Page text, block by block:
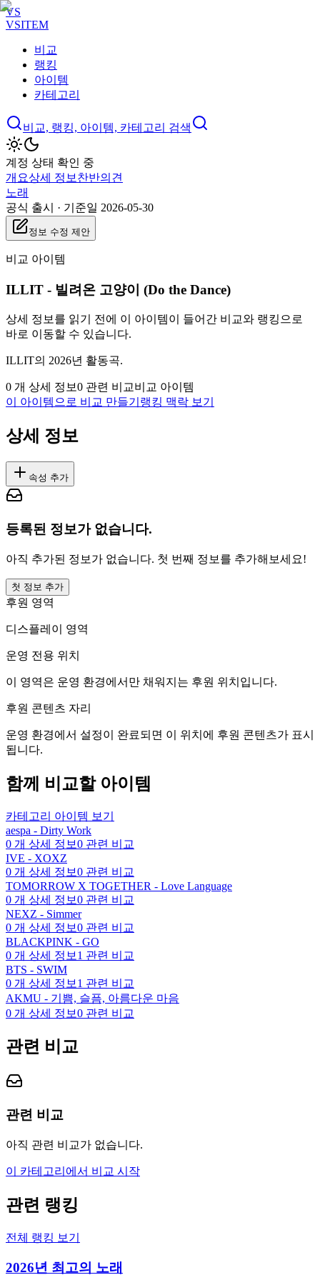
VS
VSITEM
비교
랭킹
아이템
카테고리
비교, 랭킹, 아이템, 카테고리 검색
계정 상태 확인 중
개요상세 정보 찬반의견
노래
공식 출시
· 기준일 2026-05-30
정보 수정 제안
비교 아이템
ILLIT - 빌려온 고양이 (Do the Dance)
상세 정보를 읽기 전에 이 아이템이 들어간 비교와 랭킹으로
바로 이동할 수 있습니다.
ILLIT의 2026년 활동곡.
0 개 상세 정보0 관련 비교비교 아이템
이 아이템으로 비교 만들기 랭킹 맥락 보기
상세 정보
속성 추가
등록된 정보가 없습니다.
아직 추가된 정보가 없습니다. 첫 번째 정보를 추가해보세요!
첫 정보 추가
후원 영역
디스플레이 영역
운영 전용 위치
이 영역은 운영 환경에서만 채워지는 후원 위치입니다.
후원 콘텐츠 자리
운영 환경에서 설정이 완료되면 이 위치에 후원 콘텐츠가 표시
됩니다.
함께 비교할 아이템
카테고리 아이템 보기
aespa - Dirty Work
0 개 상세 정보0 관련 비교
IVE - XOXZ
0 개 상세 정보0 관련 비교
TOMORROW X TOGETHER - Love Language
0 개 상세 정보0 관련 비교
NEXZ - Simmer
0 개 상세 정보0 관련 비교
BLACKPINK - GO
0 개 상세 정보 1 관련 비교
BTS - SWIM
0 개 상세 정보 1 관련 비교
AKMU - 기쁨, 슬픔, 아름다운 마음
0 개 상세 정보0 관련 비교
관련 비교
관련 비교
아직 관련 비교가 없습니다.
이 카테고리에서 비교 시작
관련 랭킹
전체 랭킹 보기
2026년 최고의 노래